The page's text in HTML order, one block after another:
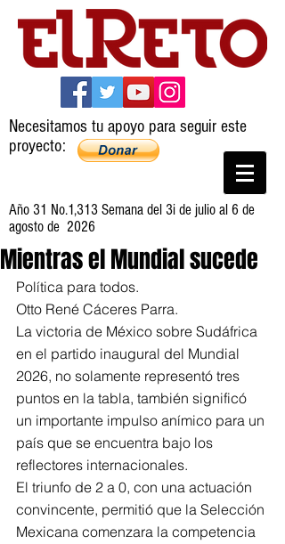
Necesitamos tu apoyo para seguir este
proyecto:
Año 31 No.1,313 Semana del 3i de julio al 6 de
agosto de 2026
Mientras el Mundial sucede
Política para todos.
Otto René Cáceres Parra.
La victoria de México sobre Sudáfrica
en el partido inaugural del Mundial
2026, no solamente representó tres
puntos en la tabla, también significó
un importante impulso anímico para un
país que se encuentra bajo los
reflectores internacionales.
El triunfo de 2 a 0, con una actuación
convincente, permitió que la Selección
Mexicana comenzara la competencia